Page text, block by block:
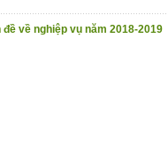
về nghiệp vụ năm 2018-2019